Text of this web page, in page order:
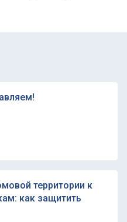
территории к
как защитить